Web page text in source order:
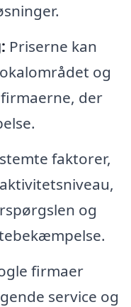
Priserne kan
og
der
faktorer,
og
firmaer
service og